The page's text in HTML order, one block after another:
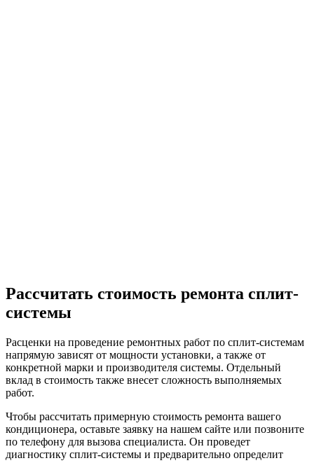
Рассчитать стоимость ремонта сплит-
системы
Расценки на проведение ремонтных работ по сплит-системам
напрямую зависят от мощности установки, а также от
конкретной марки и производителя системы. Отдельный
вклад в стоимость также внесет сложность выполняемых
работ.
Чтобы рассчитать примерную стоимость ремонта вашего
кондиционера, оставьте заявку на нашем сайте или позвоните
по телефону для вызова специалиста. Он проведет
диагностику сплит-системы и предварительно определит